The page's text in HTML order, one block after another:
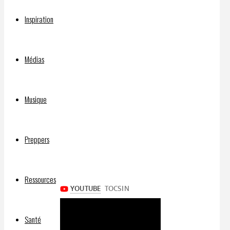
Inspiration
Médias
Musique
Preppers
Ressources
Santé